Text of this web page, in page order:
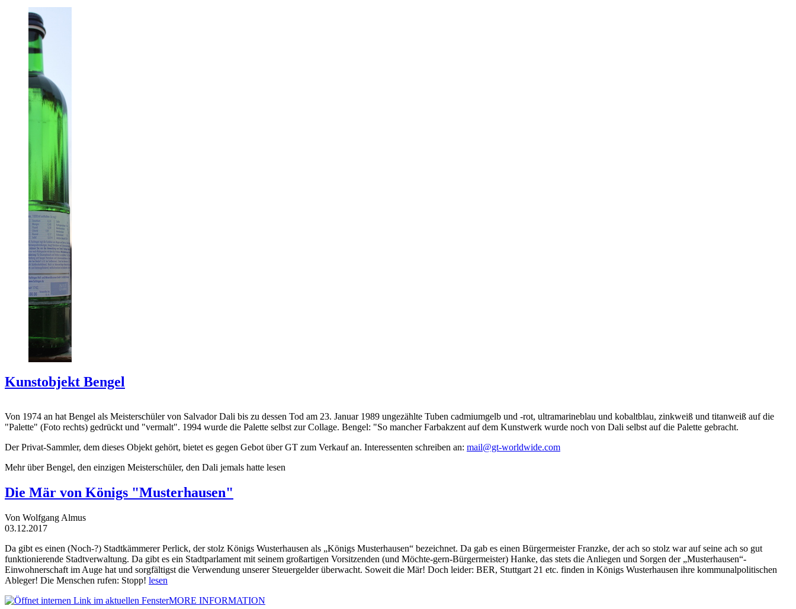
Kunstobjekt Bengel
Von 1974 an hat Bengel als Meisterschüler von Salvador Dali bis zu dessen Tod am 23. Januar 1989 ungezählte Tuben cadmiumgelb und -rot, ultramarineblau und kobaltblau, zinkweiß und titanweiß auf die
"Palette" (Foto rechts) gedrückt und "vermalt". 1994 wurde die Palette selbst zur Collage. Bengel: "So mancher Farbakzent auf dem Kunstwerk wurde noch von Dali selbst auf die Palette gebracht.
Der Privat-Sammler, dem dieses Objekt gehört, bietet es gegen Gebot über GT zum Verkauf an. Interessenten schreiben an: mail@gt-worldwide.com
Mehr über Bengel, den einzigen Meisterschüler, den Dali jemals hatte lesen
Die Mär von Königs "Musterhausen"
Von Wolfgang Almus
03.12.2017
Da gibt es einen (Noch-?) Stadtkämmerer Perlick, der stolz Königs Wusterhausen als „Königs Musterhausen“ bezeichnet. Da gab es einen Bürgermeister Franzke, der ach so stolz war auf seine ach so gut
funktionierende Stadtverwaltung. Da gibt es ein Stadtparlament mit seinem großartigen Vorsitzenden (und Möchte-gern-Bürgermeister) Hanke, das stets die Anliegen und Sorgen der „Musterhausen“-
Einwohnerschaft im Auge hat und sorgfältigst die Verwendung unserer Steuergelder überwacht. Soweit die Mär! Doch leider: BER, Stuttgart 21 etc. finden in Königs Wusterhausen ihre kommunalpolitischen
Ableger! Die Menschen rufen: Stopp! lesen
MORE INFORMATION